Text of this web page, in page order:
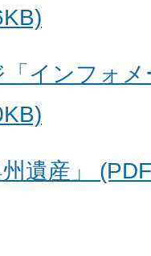
インフォ
遺産」